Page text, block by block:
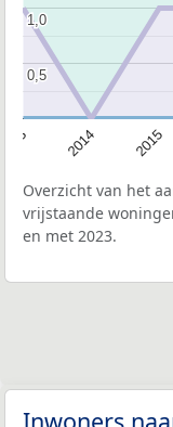
2014 2015
0,5
0,5
1,0
1,0
Overzicht van het
vrijstaande
en met 2023.
Inwoners